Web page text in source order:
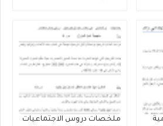
ملخصات دروس الاجتماعيات